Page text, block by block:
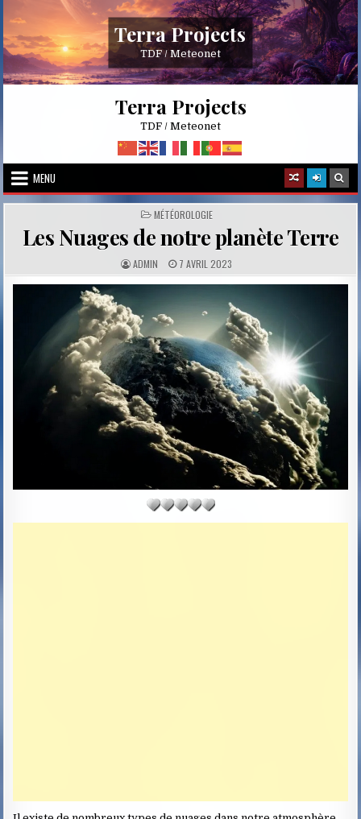
content
Terra Projects
TDF / Meteonet
Terra Projects
TDF / Meteonet
MENU
POSTED
IN
MÉTÉOROLOGIE
Les Nuages de notre planète Terre
A
U
T
R
:
ADMIN P
U
B
I
S
H
E
D
D
A
T
E
:
7 AVRIL 2023